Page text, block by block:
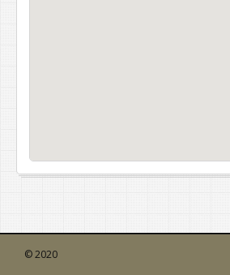
© 2020